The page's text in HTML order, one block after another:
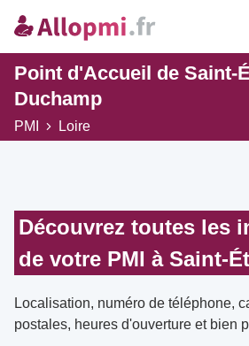
Point d'Accueil de Saint-
Duchamp
PMI Loire
Découvrez toutes les
de votre PMI à Saint-
Localisation, numéro de téléphone,
postales, heures d'ouverture et bien